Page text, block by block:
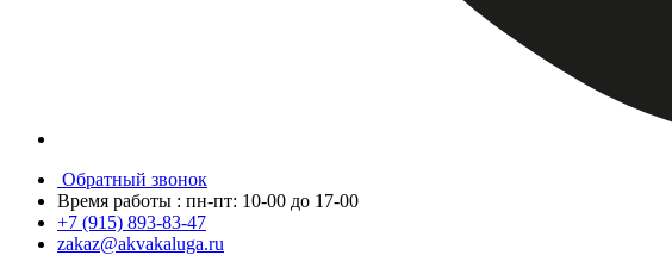
Обратный звонок
Время работы : пн-пт: 10-00 до 17-00
+7 (915) 893-83-47
zakaz@akvakaluga.ru